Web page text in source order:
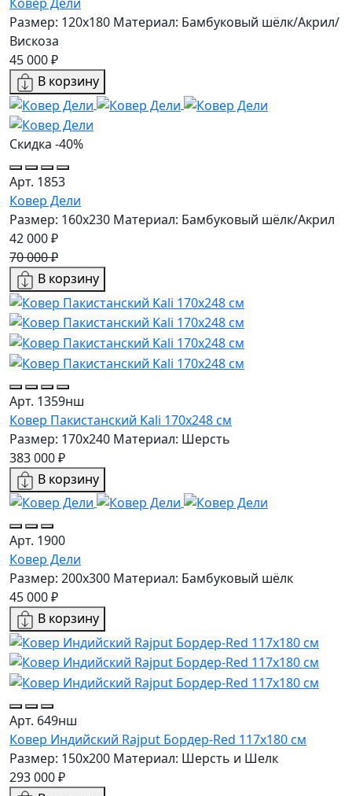
Размер: 120x180 Материал: Бамбуковый шёлк/Акрил/
Вискоза
45 000 ₽
В корзину
Скидка -40%
Арт. 1853
Ковер Дели
Размер: 160х230 Материал: Бамбуковый шёлк/Акрил
42 000 ₽
70 000 ₽
В корзину
Арт. 1359нш
Ковер Пакистанский Kali 170x248 см
Размер: 170x240 Материал: Шерсть
383 000 ₽
В корзину
Арт. 1900
Ковер Дели
Размер: 200x300 Материал: Бамбуковый шёлк
45 000 ₽
В корзину
Арт. 649нш
Ковер Индийский Rajput Бордер-Red 117x180 см
Размер: 150x200 Материал: Шерсть и Шелк
293 000 ₽